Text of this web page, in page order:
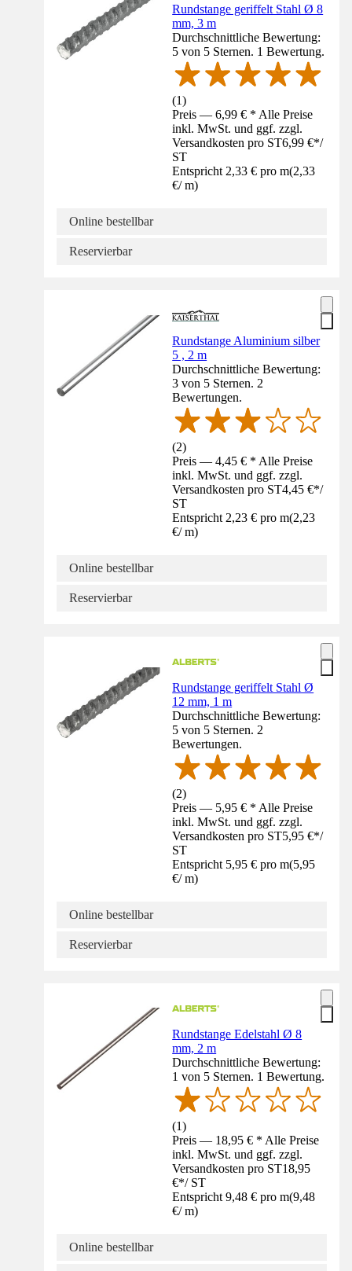
Rundstange geriffelt Stahl Ø 8
mm, 3 m
Durchschnittliche Bewertung:
5 von 5 Sternen. 1 Bewertung.
(1)
Preis — 6,99 € * Alle Preise
inkl. MwSt. und ggf. zzgl.
Versandkosten pro ST6,99 €*/
ST
Entspricht 2,33 € pro m(2,33
€/ m)
Online bestellbar
Reservierbar
Rundstange Aluminium silber
5 , 2 m
Durchschnittliche Bewertung:
3 von 5 Sternen. 2
Bewertungen.
(2)
Preis — 4,45 € * Alle Preise
inkl. MwSt. und ggf. zzgl.
Versandkosten pro ST4,45 €*/
ST
Entspricht 2,23 € pro m(2,23
€/ m)
Online bestellbar
Reservierbar
Rundstange geriffelt Stahl Ø
12 mm, 1 m
Durchschnittliche Bewertung:
5 von 5 Sternen. 2
Bewertungen.
(2)
Preis — 5,95 € * Alle Preise
inkl. MwSt. und ggf. zzgl.
Versandkosten pro ST5,95 €*/
ST
Entspricht 5,95 € pro m(5,95
€/ m)
Online bestellbar
Reservierbar
Rundstange Edelstahl Ø 8
mm, 2 m
Durchschnittliche Bewertung:
1 von 5 Sternen. 1 Bewertung.
(1)
Preis — 18,95 € * Alle Preise
inkl. MwSt. und ggf. zzgl.
Versandkosten pro ST18,95
€*/ ST
Entspricht 9,48 € pro m(9,48
€/ m)
Online bestellbar